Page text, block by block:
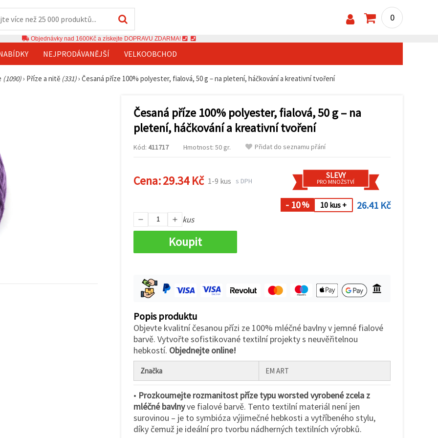
0
Objednávky nad 1600Kč a získejte DOPRAVU ZDARMA!
NEJPRODÁVANĚJŠÍ VELKOOBCHOD
(1090)› Příze a nitě (331)› Česaná příze 100% polyester, fialová, 50 g – na pletení, háčkování a kreativní tvoření
Česaná příze 100% polyester, fialová, 50 g – na
pletení, háčkování a kreativní tvoření
Kód: 411717 Hmotnost: 50 gr. Přidat do seznamu přání
Cena:29.34 Kč 1-9 kus s DPH
SLEVY
PRO MNOŽSTVÍ
- 10% 10 kus + 26.41 Kč
kus
Koupit
Popis produktu
Objevte kvalitní česanou přízi ze 100% mléčné bavlny v jemné fialové
barvě. Vytvořte sofistikované textilní projekty s neuvěřitelnou
hebkostí. Objednejte online!
Značka EM ART
• Prozkoumejte rozmanitost příze typu worsted vyrobené zcela z
mléčné bavlnyve fialové barvě. Tento textilní materiál není jen
surovinou – je to symbióza výjimečné hebkosti a vytříbeného stylu,
díky čemuž je ideální pro tvorbu nádherných textilních výrobků.